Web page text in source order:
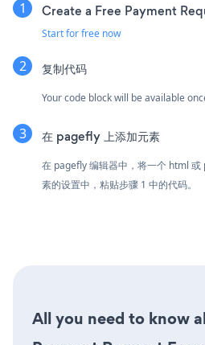
Create a Free Payment
Start for free now
复制代码
Your code block will be available
在 pagefly 上添加元素
在 pagefly 编辑器中，将一个 html
素的设置中，粘贴步骤 1 中的代码。
All you need to know